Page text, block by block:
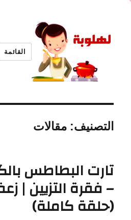
القائمة
التصنيف:مقالات
تارت البطاطس
– فقرة التزيين |
(حلقة كاملة)